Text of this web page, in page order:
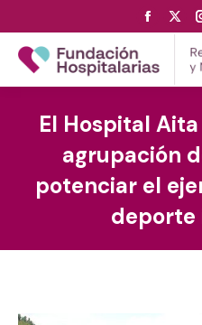
page
opens
in
window
in
El Hospital
agrupación
potenciar el
deporte